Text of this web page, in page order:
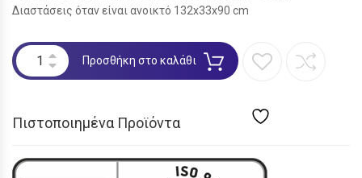
Διαστάσεις όταν είναι ανοικτό 132x33x90 cm
Προσθήκη στο καλάθι
Πιστοποιημένα Προϊόντα